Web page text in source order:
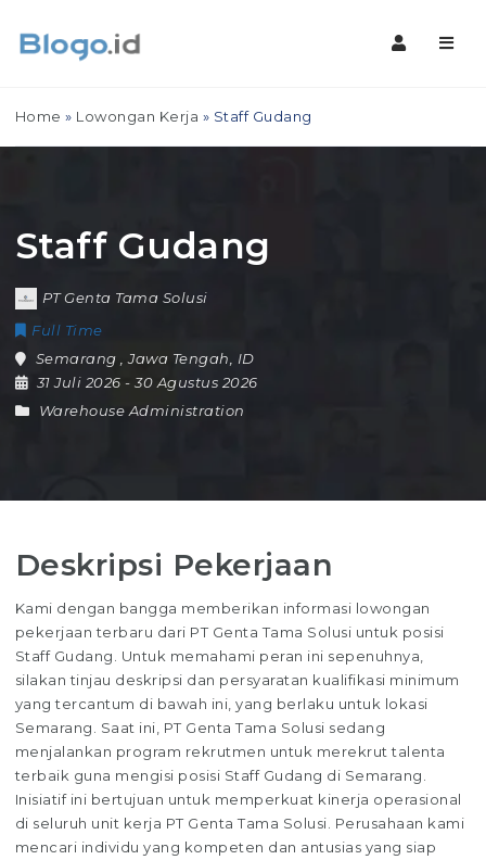
Home » Lowongan Kerja » Staff Gudang
Staff Gudang
PT Genta Tama Solusi
Full Time
Semarang
,Jawa Tengah
ID
31 Juli 2026- 30 Agustus 2026
Warehouse Administration
Deskripsi Pekerjaan
Kami dengan bangga memberikan informasi lowongan
pekerjaan terbaru dari PT Genta Tama Solusi untuk posisi
Staff Gudang. Untuk memahami peran ini sepenuhnya,
silakan tinjau deskripsi dan persyaratan kualifikasi minimum
yang tercantum di bawah ini, yang berlaku untuk lokasi
Semarang. Saat ini, PT Genta Tama Solusi sedang
menjalankan program rekrutmen untuk merekrut talenta
terbaik guna mengisi posisi Staff Gudang di Semarang.
Inisiatif ini bertujuan untuk memperkuat kinerja operasional
di seluruh unit kerja PT Genta Tama Solusi. Perusahaan kami
mencari individu yang kompeten dan antusias yang siap